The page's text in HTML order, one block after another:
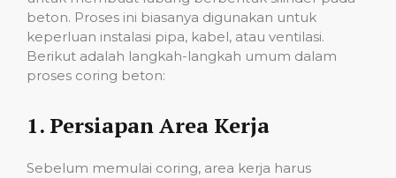
beton. Proses ini biasanya digunakan untuk
keperluan instalasi pipa, kabel, atau ventilasi.
Berikut adalah langkah-langkah umum dalam
proses coring beton:
1. Persiapan Area Kerja
Sebelum memulai coring, area kerja harus